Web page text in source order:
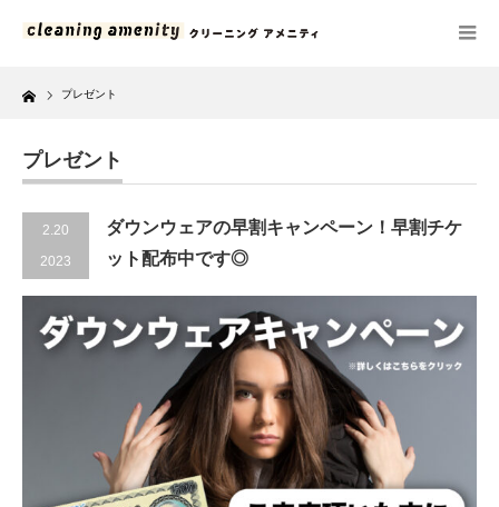
Home プレゼント
プレゼント
2.20
2023
ダウンウェアの早割キャンペーン！早割チケ
ット配布中です◎